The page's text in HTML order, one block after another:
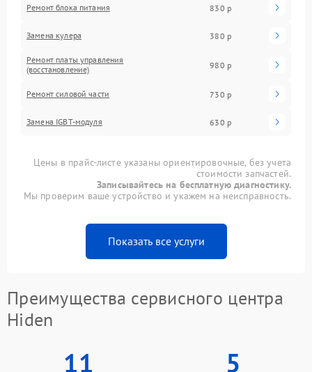
Ремонт блока питания 830 р
Замена кулера 380 р
Ремонт платы управления
(восстановление)
980 р
Ремонт силовой части 730 р
Замена IGBT-модуля 630 р
Цены в прайс-листе указаны ориентировочные, без учета
стоимости запчастей.
Записывайтесь на бесплатную диагностику.
Мы проверим ваше устройство и укажем на неисправность.
Показать все услуги
Преимущества сервисного центра
Hiden
11 5